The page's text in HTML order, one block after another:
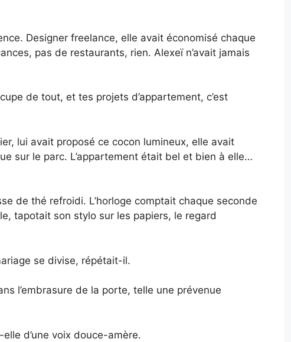
Designer freelance, elle avait économisé chaque
pas de restaurants, rien. Alexeï n’avait jamais
de tout, et tes projets d’appartement, c’est
lui avait proposé ce cocon lumineux, elle avait
sur le parc. L’appartement était bel et bien à elle…
de thé refroidi. L’horloge comptait chaque seconde
tapotait son stylo sur les papiers, le regard
se divise, répétait-il.
l’embrasure de la porte, telle une prévenue
d’une voix douce-amère.